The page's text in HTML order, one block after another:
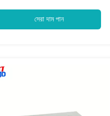
সেরা দাম পান